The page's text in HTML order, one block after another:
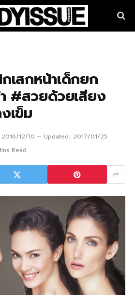
สกหน้าเด็กยก
#สวยด้วยเสียง
เข็ม
2016/12/10 Updated: 2017/01/25
Read